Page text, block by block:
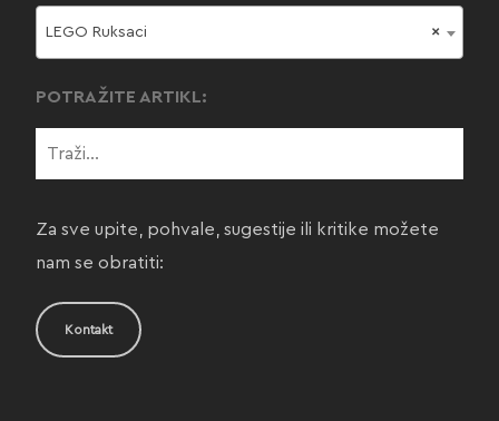
×
LEGO Ruksaci
POTRAŽITE ARTIKL:
Za sve upite, pohvale, sugestije ili kritike možete
nam se obratiti:
Kontakt